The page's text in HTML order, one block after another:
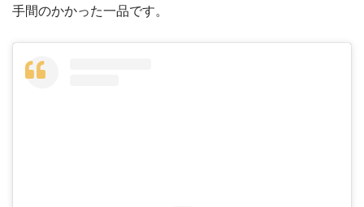
手間のかかった一品です。